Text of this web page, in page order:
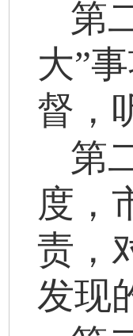
第
大”
督，
第
度，
责，
发现